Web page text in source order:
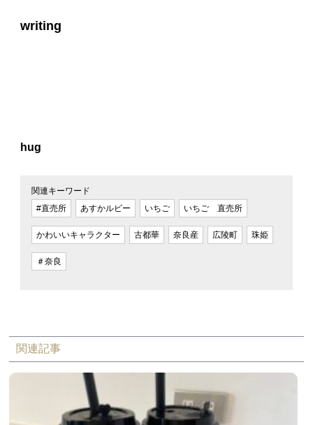
writing
hug
関連キーワード
#直売所
あすかルビー いちご いちご 直売所
かわいいキャラクター 古都華 奈良産 広陵町 珠姫
＃奈良
関連記事